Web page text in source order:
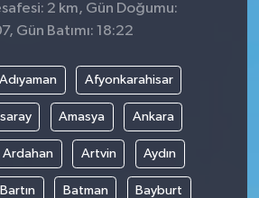
2 km, Gün Doğumu:
Gün Batımı: 18:22
Adıyaman Afyonkarahisar
Amasya Ankara
Ardahan Artvin Aydın
Bartın Batman Bayburt